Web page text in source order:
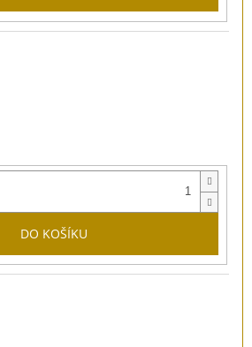
DO KOŠÍKU